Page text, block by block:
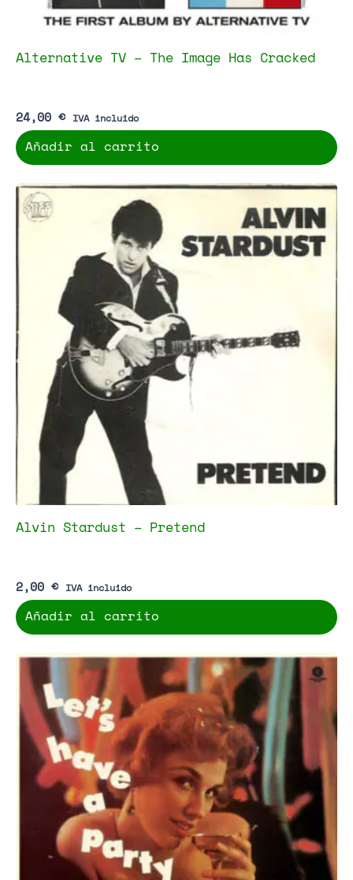
Alternative TV – The Image Has Cracked
24,00 € IVA incluido
Añadir al carrito
Alvin Stardust – Pretend
2,00 € IVA incluido
Añadir al carrito